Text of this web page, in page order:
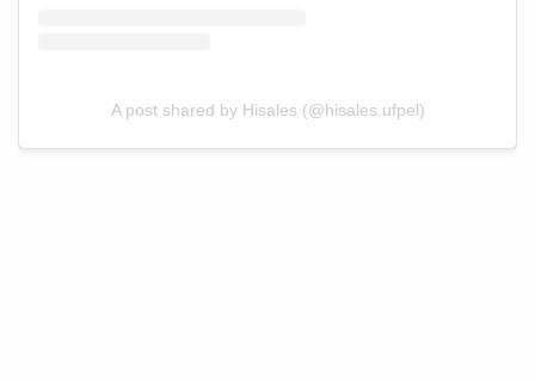
A post shared by Hisales (@hisales.ufpel)